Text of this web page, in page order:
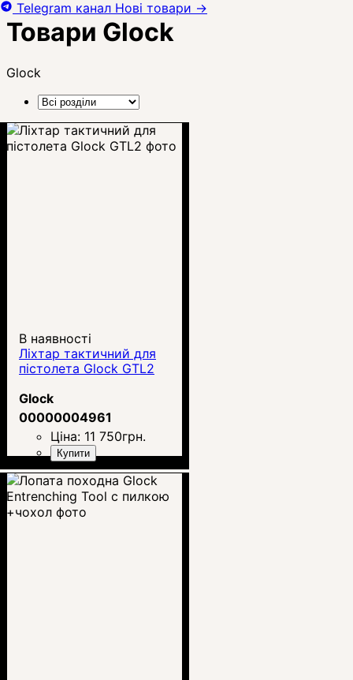
Товари Glock
Glock
В наявності
Ліхтар тактичний для
пістолета Glock GTL2
Glock
00000004961
Ціна: 11 750грн.
Купити
Telegram канал Нові товари →